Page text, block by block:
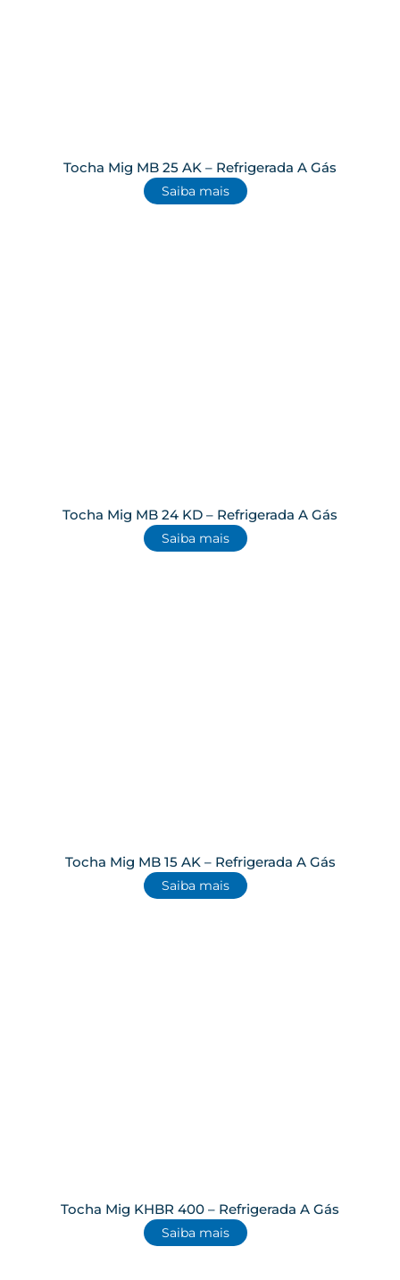
Tocha Mig MB 25 AK – Refrigerada A Gás
Saiba mais
Tocha Mig MB 24 KD – Refrigerada A Gás
Saiba mais
Tocha Mig MB 15 AK – Refrigerada A Gás
Saiba mais
Tocha Mig KHBR 400 – Refrigerada A Gás
Saiba mais